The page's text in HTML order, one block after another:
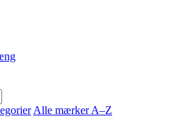
Alle mærker A–Z